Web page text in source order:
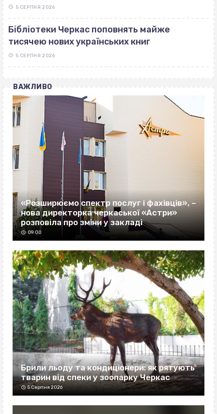
5 СЕРПНЯ 2026
Бібліотеки Черкас поповнять майже
тисячею нових українських книг
5 СЕРПНЯ 2026
ВАЖЛИВО
«Розширюємо спектр послуг і фахівців», –
нова директорка черкаської «Астри»
розповіла про зміни у закладі
09:00
Брили льоду та кондиціонери: як рятують
тварин від спеки у зоопарку Черкас
5 Серпня 2026